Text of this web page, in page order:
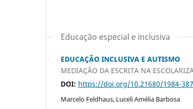
Educação especial e inclusiva
EDUCAÇÃO INCLUSIVA E AUTISMO
MEDIAÇÃO DA ESCRITA NA
DOI: https://doi.org/10.21680/1984-
Marcelo Feldhaus, Luceli Amélia Barbosa